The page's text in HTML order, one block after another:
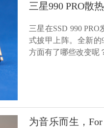
三星990 PRO散
三星在SSD 990
式披甲上阵。全新的
方面有了哪些改变呢
为音乐而生，